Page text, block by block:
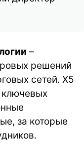
–
решений
сетей. Х5
ключевых
за которые